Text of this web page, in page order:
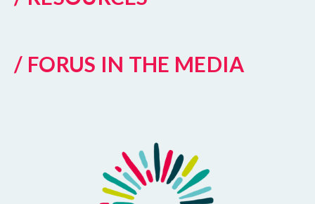
/ FORUS IN THE MEDIA